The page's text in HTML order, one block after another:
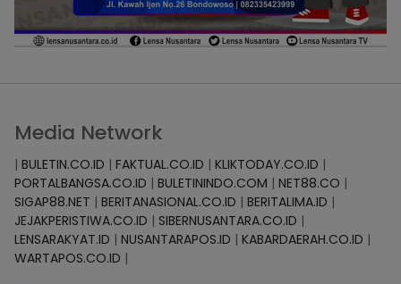
Media Network
| BULETIN.CO.ID | FAKTUAL.CO.ID | KLIKTODAY.CO.ID |
PORTALBANGSA.CO.ID | BULETININDO.COM | NET88.CO |
SIGAP88.NET | BERITANASIONAL.CO.ID | BERITALIMA.ID |
JEJAKPERISTIWA.CO.ID | SIBERNUSANTARA.CO.ID |
LENSARAKYAT.ID | NUSANTARAPOS.ID | KABARDAERAH.CO.ID |
WARTAPOS.CO.ID |